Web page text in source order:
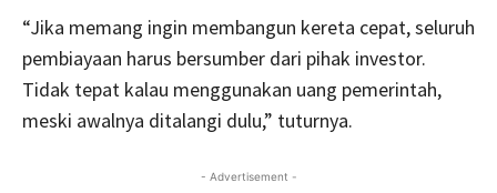
“Jika memang ingin membangun kereta cepat, seluruh
pembiayaan harus bersumber dari pihak investor.
Tidak tepat kalau menggunakan uang pemerintah,
meski awalnya ditalangi dulu,” tuturnya.
- Advertisement -